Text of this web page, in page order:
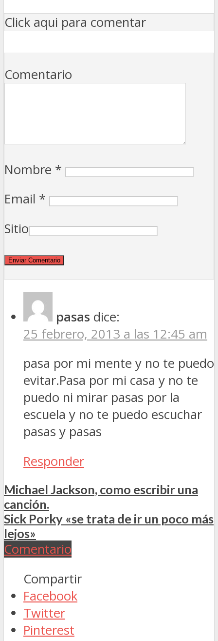
Click aqui para comentar
Comentario
Nombre *
Email *
Sitio
pasas dice:
25 febrero, 2013 a las 12:45 am
pasa por mi mente y no te puedo
evitar.Pasa por mi casa y no te
puedo ni mirar pasas por la
escuela y no te puedo escuchar
pasas y pasas
Responder
Michael Jackson, como escribir una
canción.
Sick Porky «se trata de ir un poco más
lejos»
Comentario
Compartir
Facebook
Twitter
Pinterest